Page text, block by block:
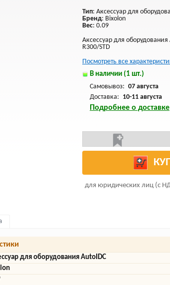
Тип: Аксессуар для
Бренд: Bixolon
Вес: 0.09
Аксессуар для оборудования
R300/STD
Посмотреть все
В наличии (1 шт.)
Самовывоз: 07 августа
Доставка: 10-11 августа
Подробнее о доставке
для юридических лиц (с
для оборудования AutoIDC